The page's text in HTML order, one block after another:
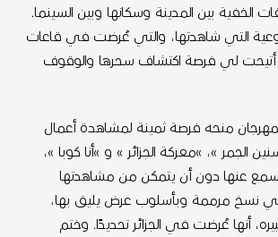
الخفية بين المدينة وسكانها وبين السينما.
التي شاهدتها، والتي عُرضت في قاعات
أتيحت لي فرصة اكتشاف سحرها والوقوف
منحه فرصة ثمينة لمشاهدة أعمال
الجمر »، »معركة الجزائر » و »أنا كوبا »،
عنها دون أن يتمكن من مشاهدتها
نسخ مرممة وبأسلوب عرض يليق بها،
أنها عُرضت في الجزائر تحديدًا. وختم